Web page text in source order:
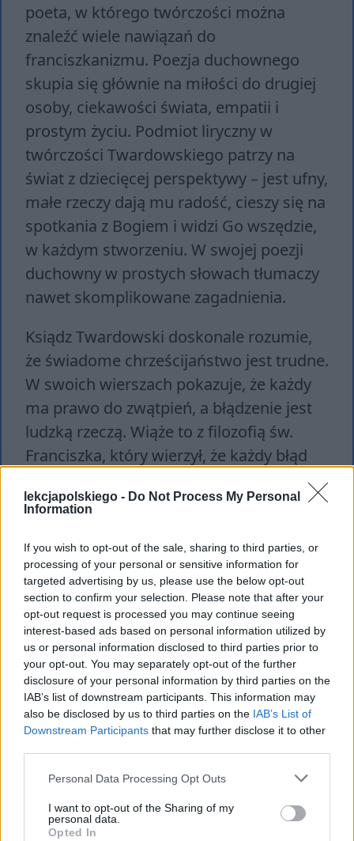
lekcjapolskiego - Do Not Process My Personal
Information
If you wish to opt-out of the sale, sharing to third parties, or
processing of your personal or sensitive information for
targeted advertising by us, please use the below opt-out
section to confirm your selection. Please note that after your
opt-out request is processed you may continue seeing
interest-based ads based on personal information utilized by
us or personal information disclosed to third parties prior to
your opt-out. You may separately opt-out of the further
disclosure of your personal information by third parties on the
IAB’s list of downstream participants. This information may
also be disclosed by us to third parties on the IAB’s List of
Downstream Participants that may further disclose it to other
Personal Data Processing Opt Outs
I want to opt-out of the Sharing of my
personal data.
Opted In
poeta, w którego twórczości można
znaleźć wiele nawiązań do
franciszkanizmu. Poezja duchownego
skupia się głównie na miłości do drugiej
osoby, ciekawości świata, empatii i
prostym życiu. Podmiot liryczny w
twórczości Twardowskiego patrzy na
świat z dziecięcej perspektywy – jest ufny,
małe rzeczy dają mu radość, cieszy się na
spotkania z Bogiem i widzi Go wszędzie,
w każdym stworzeniu. W swojej poezji
duchowny w prostych słowach tłumaczy
nawet skomplikowane zagadnienia.
Ksiądz Twardowski doskonale rozumie,
że świadome chrześcijaństwo jest trudne.
W swoich wierszach pokazuje, że każdy
ma prawo do zwątpień, a błądzenie jest
ludzką rzeczą. Wiąże to z filozofią św.
Franciszka, który wierzył, że każdy błąd
zwątpienie jeszcze bardziej przybliża do